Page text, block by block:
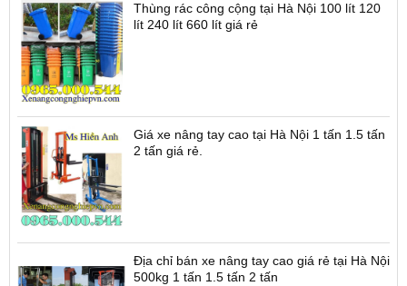
Thùng rác công cộng tại Hà Nội 100 lít 120
lít 240 lít 660 lít giá rẻ
Giá xe nâng tay cao tại Hà Nội 1 tấn 1.5 tấn
2 tấn giá rẻ.
Địa chỉ bán xe nâng tay cao giá rẻ tại Hà Nội
500kg 1 tấn 1.5 tấn 2 tấn